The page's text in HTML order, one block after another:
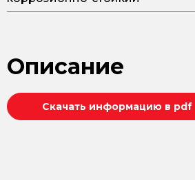
Описание
Скачать информацию в pdf